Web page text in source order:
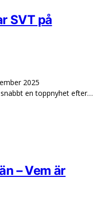
SVT på
2025
en toppnyhet efter…
– Vem är